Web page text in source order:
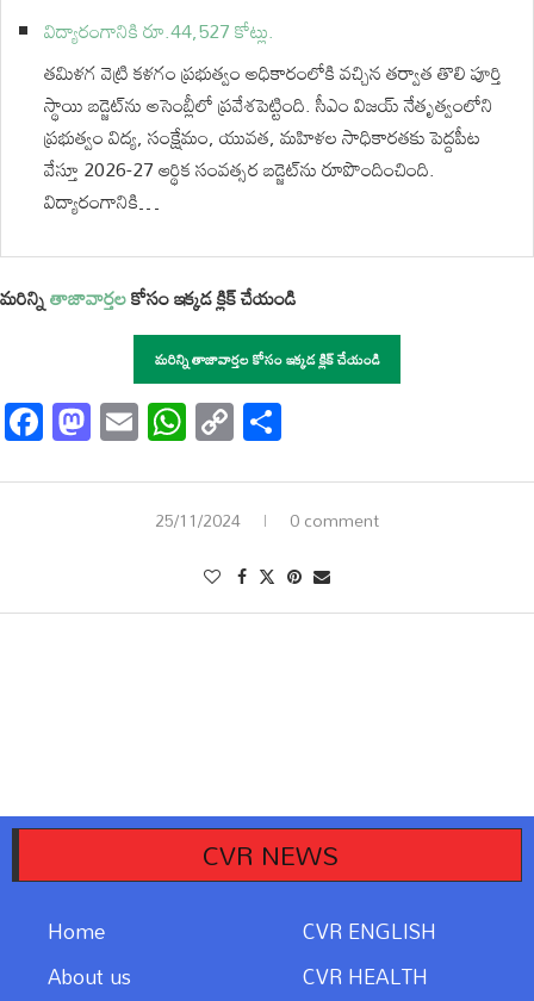
విద్యారంగానికి రూ.44,527 కోట్లు.
తమిళగ వెట్రి కళగం ప్రభుత్వం అధికారంలోకి వచ్చిన తర్వాత తొలి పూర్తి
స్థాయి బడ్జెట్‌ను అసెంబ్లీలో ప్రవేశపెట్టింది. సీఎం విజయ్ నేతృత్వంలోని
ప్రభుత్వం విద్య, సంక్షేమం, యువత, మహిళల సాధికారతకు పెద్దపీట
వేస్తూ 2026-27 ఆర్థిక సంవత్సర బడ్జెట్‌ను రూపొందించింది.
విద్యారంగానికి…
మరిన్నితాజావార్తలకోసం ఇక్కడ క్లిక్ చేయండి
మరిన్ని తాజావార్తల కోసం ఇక్కడ క్లిక్ చేయండి
Facebook
Mastodon
EmailWhatsApp
Copy
Link
25/11/2024 0 comment
CVR NEWS
Home
CVR ENGLISH
About us
CVR HEALTH